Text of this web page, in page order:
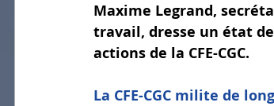
Maxime Legrand,
travail, dresse un état
actions de la CFE-CGC.
La CFE-CGC milite de